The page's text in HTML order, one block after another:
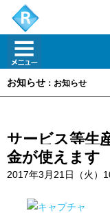
お知らせ ：お知らせ
サービス等生
金が使えます
2017年3月21日（火）